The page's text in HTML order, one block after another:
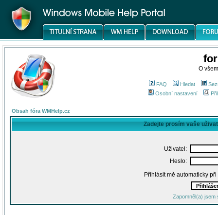
O
FAQ Hledat
Osobní nastavení
Obsah fóra WMHelp.cz
Zadejte prosím vaše
Uživatel:
Heslo:
Přihlásit mě automaticky
Zapomněl(a) jsem